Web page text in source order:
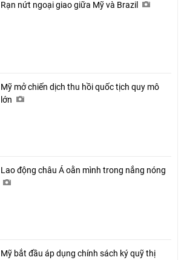
Rạn nứt ngoại giao giữa Mỹ và Brazil
Mỹ mở chiến dịch thu hồi quốc tịch quy mô
lớn
Lao động châu Á oằn mình trong nắng nóng
Mỹ bắt đầu áp dụng chính sách ký quỹ thị